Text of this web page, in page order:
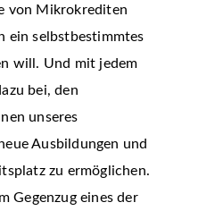
von Mikrokrediten
ein selbstbestimmtes
will. Und mit jedem
bei, den
unseres
Ausbildungen und
zu ermöglichen.
Gegenzug eines der